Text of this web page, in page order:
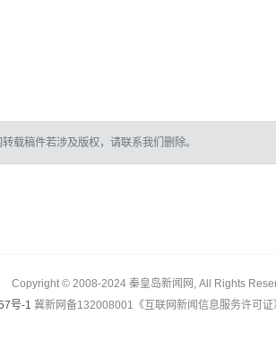
载稿件若涉及版权，请联系我们删除。
Copyright © 2008-2024 秦皇岛新闻网, All Rights
号-1 冀新网备132008001《互联网新闻信息服务许可